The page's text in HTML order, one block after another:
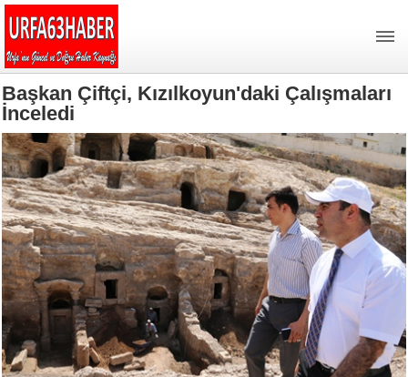
Başkan Çiftçi, Kızılkoyun'daki Çalışmaları
İnceledi